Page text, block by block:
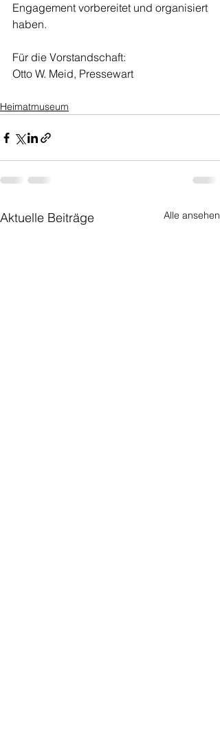
Engagement vorbereitet und organisiert
haben.
Für die Vorstandschaft:
Otto W. Meid, Pressewart
Heimatmuseum
Aktuelle Beiträge Alle ansehen